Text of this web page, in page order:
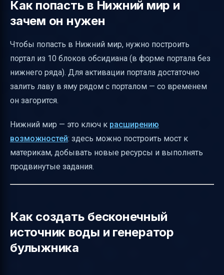
Как попасть в Нижний мир и
зачем он нужен
Чтобы попасть в Нижний мир, нужно построить
портал из 10 блоков обсидиана (в форме портала без
нижнего ряда). Для активации портала достаточно
залить лаву в яму рядом с порталом — со временем
он загорится.
Нижний мир — это ключ к расширению
возможностей: здесь можно построить мост к
материкам, добывать новые ресурсы и выполнять
продвинутые задания.
Как создать бесконечный
источник воды и генератор
булыжника